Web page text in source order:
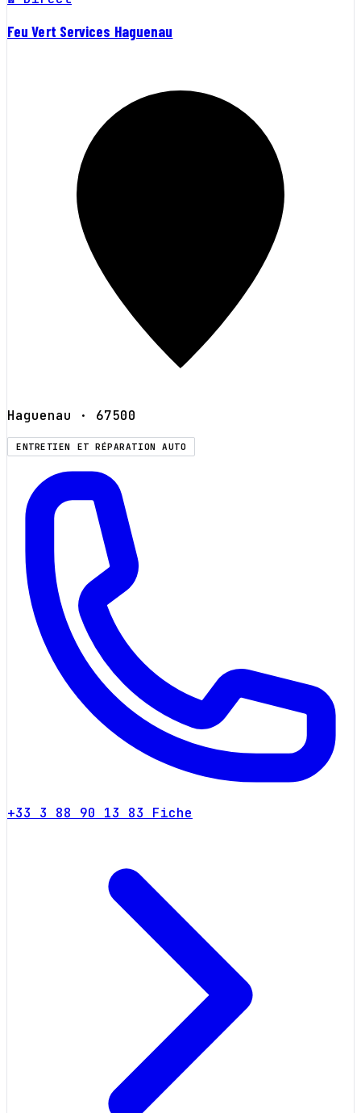
Feu Vert Services Haguenau
Haguenau · 67500
ENTRETIEN ET RÉPARATION AUTO
+33 3 88 90 13 83 Fiche